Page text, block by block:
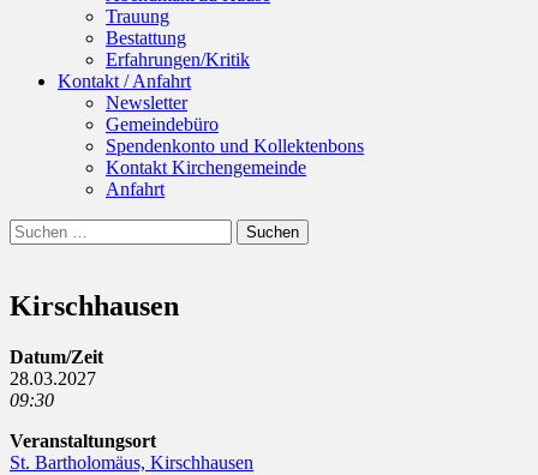
Trauung
Bestattung
Erfahrungen/Kritik
Kontakt / Anfahrt
Newsletter
Gemeindebüro
Spendenkonto und Kollektenbons
Kontakt Kirchengemeinde
Anfahrt
Suchen
Suchen
nach:
Kirschhausen
Datum/Zeit
28.03.2027
09:30
Veranstaltungsort
St. Bartholomäus, Kirschhausen